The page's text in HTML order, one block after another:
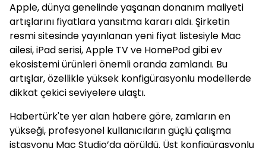
Apple, dünya genelinde yaşanan donanım maliyeti
artışlarını fiyatlara yansıtma kararı aldı. Şirketin
resmi sitesinde yayınlanan yeni fiyat listesiyle Mac
ailesi, iPad serisi, Apple TV ve HomePod gibi ev
ekosistemi ürünleri önemli oranda zamlandı. Bu
artışlar, özellikle yüksek konfigürasyonlu modellerde
dikkat çekici seviyelere ulaştı.
Habertürk'te yer alan habere göre, zamların en
yükseği, profesyonel kullanıcıların güçlü çalışma
istasyonu Mac Studio’da görüldü. Üst konfigürasyonlu